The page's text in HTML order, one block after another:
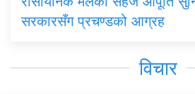
सरकारसँग प्रचण्डको आग्रह
विचार